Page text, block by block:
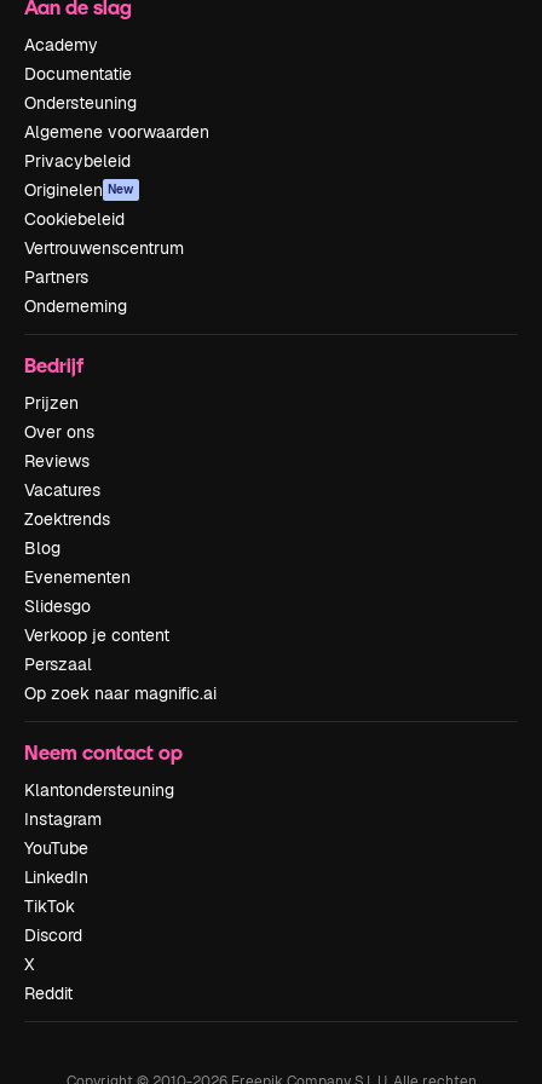
Aan de slag
Academy
Documentatie
Ondersteuning
Algemene voorwaarden
Privacybeleid
Originelen New
Cookiebeleid
Vertrouwenscentrum
Partners
Onderneming
Bedrijf
Prijzen
Over ons
Reviews
Vacatures
Zoektrends
Blog
Evenementen
Slidesgo
Verkoop je content
Perszaal
Op zoek naar magnific.ai
Neem contact op
Klantondersteuning
Instagram
YouTube
LinkedIn
TikTok
Discord
X
Reddit